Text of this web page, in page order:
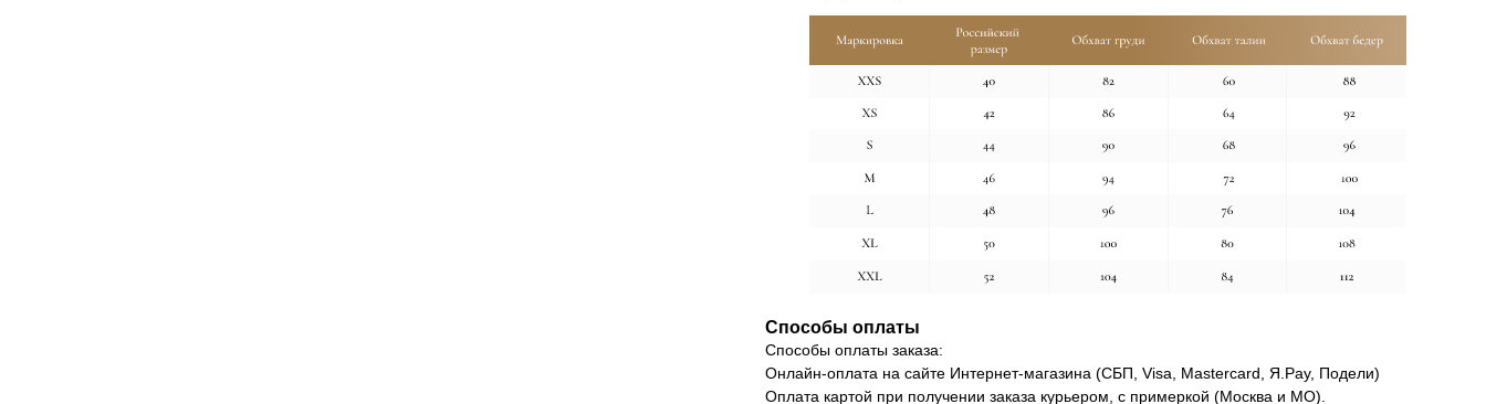
Способы оплаты
Способы оплаты заказа:
Онлайн-оплата на сайте Интернет-магазина (СБП, Visa, Mastercard, Я.Pay, Подели)
Оплата картой при получении заказа курьером, с примеркой (Москва и МО).